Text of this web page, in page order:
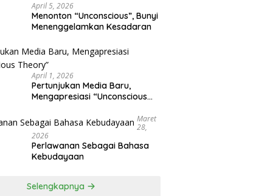
April 5, 2026
Menonton “Unconscious”, Bunyi
Menenggelamkan Kesadaran
April 1, 2026
Pertunjukan Media Baru,
Mengapresiasi “Unconscious
Maret
28,
2026
Perlawanan Sebagai Bahasa
Kebudayaan
Selengkapnya